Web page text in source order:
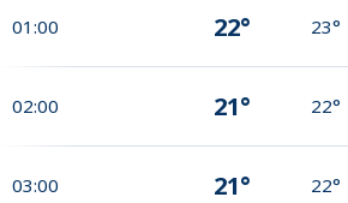
01:00 22° 23°
02:00 21° 22°
03:00 21° 22°